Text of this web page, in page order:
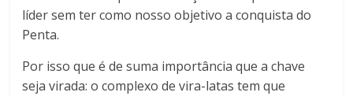
líder sem ter como nosso objetivo a conquista do
Penta.
Por isso que é de suma importância que a chave
seja virada: o complexo de vira-latas tem que